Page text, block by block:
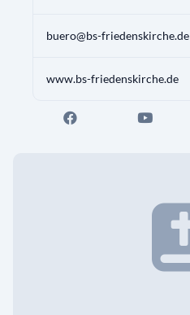
buero@bs-friedenskirche.de
www.bs-friedenskirche.de